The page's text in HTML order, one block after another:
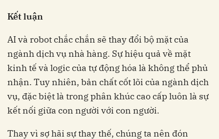
Kết luận
AI và robot chắc chắn sẽ thay đổi bộ mặt của
ngành dịch vụ nhà hàng. Sự hiệu quả về mặt
kinh tế và logic của tự động hóa là không thể phủ
nhận. Tuy nhiên, bản chất cốt lõi của ngành dịch
vụ, đặc biệt là trong phân khúc cao cấp luôn là sự
kết nối giữa con người với con người.
Thay vì sợ hãi sự thay thế, chúng ta nên đón